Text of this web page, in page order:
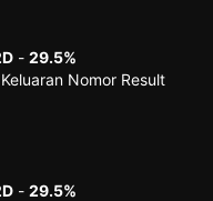
- 29.5%
Nomor Result
- 29.5%